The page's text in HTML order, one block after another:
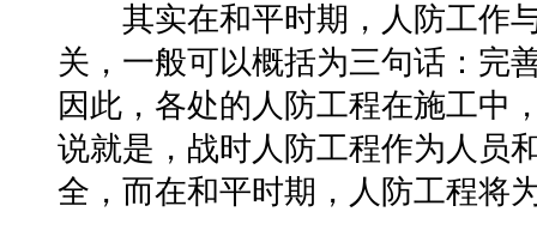
其实在和平时期，人防工作与
关，一般可以概括为三句话：完
因此，各处的人防工程在施工中
说就是，战时人防工程作为人员
全，而在和平时期，人防工程将